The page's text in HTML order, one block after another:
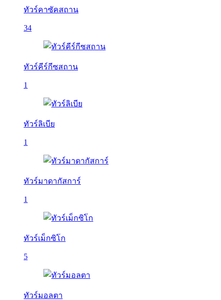
ทัวร์คาซัคสถาน
34
ทัวร์คีร์กีซสถาน
1
ทัวร์ลิเบีย
1
ทัวร์มาดากัสการ์
1
ทัวร์เม็กซิโก
5
ทัวร์มอลตา